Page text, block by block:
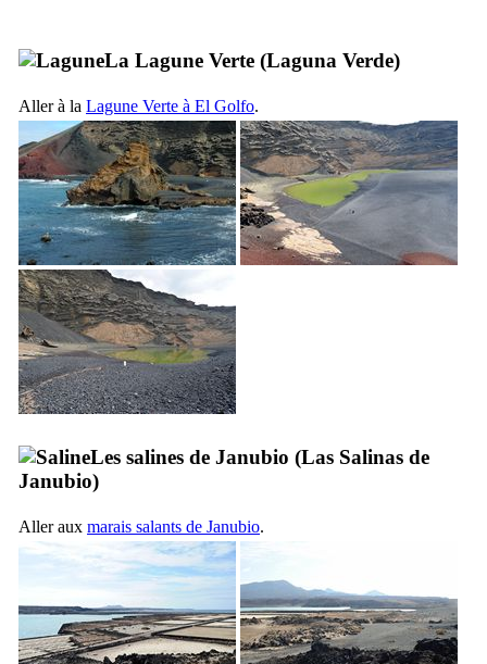
La Lagune Verte (Laguna Verde)
Aller à la Lagune Verte à El Golfo.
Les salines de Janubio (Las Salinas de
Janubio)
Aller aux marais salants de Janubio.